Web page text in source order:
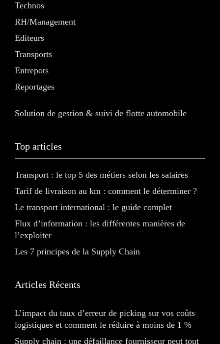
Technos
RH/Management
Editeurs
Transports
Entrepots
Reportages
Solution de gestion & suivi de flotte automobile
Top articles
Transport : le top 5 des métiers selon les salaires
Tarif de livraison au km : comment le déterminer ?
Le transport international : le guide complet
Flux d’information : les différentes manières de
l’exploiter
Les 7 principes de la Supply Chain
Articles Récents
L’impact du taux d’erreur de picking sur vos coûts
logistiques et comment le réduire à moins de 1 %
Supply chain : une défaillance fournisseur peut tout